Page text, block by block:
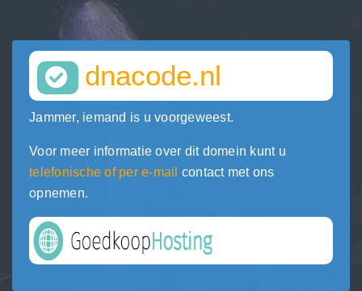
dnacode.nl
Jammer, iemand is u voorgeweest.
Voor meer informatie over dit domein kunt u
telefonische of per e-mail contact met ons
opnemen.